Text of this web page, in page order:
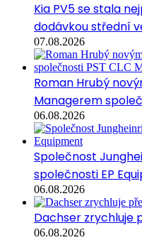
Kia PV5 se stala
dodávkou střední
07.08.2026
Roman Hrubý
Managerem
06.08.2026
Společnost
společnosti EP
06.08.2026
Dachser zrychluje
06.08.2026